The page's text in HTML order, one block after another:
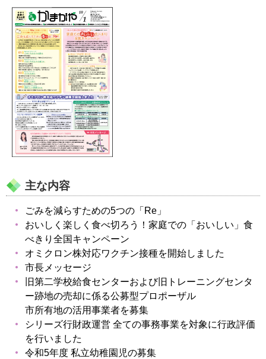
主な内容
ごみを減らすための5つの「Re」
おいしく楽しく食べ切ろう！家庭での「おいしい」食
べきり全国キャンペーン
オミクロン株対応ワクチン接種を開始しました
市長メッセージ
旧第二学校給食センターおよび旧トレーニングセンタ
ー跡地の売却に係る公募型プロポーザル
市所有地の活用事業者を募集
シリーズ行財政運営 全ての事務事業を対象に行政評価
を行いました
令和5年度 私立幼稚園児の募集